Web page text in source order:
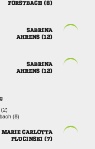
 

 

 

 
 